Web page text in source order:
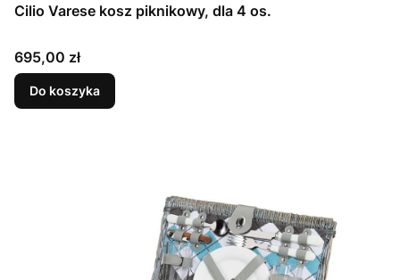
Cilio Varese kosz piknikowy, dla 4 os.
Cena
695,00 zł
Do koszyka